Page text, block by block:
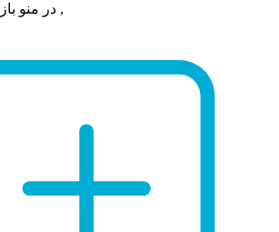
2. در منو باز شده، گزینه ,